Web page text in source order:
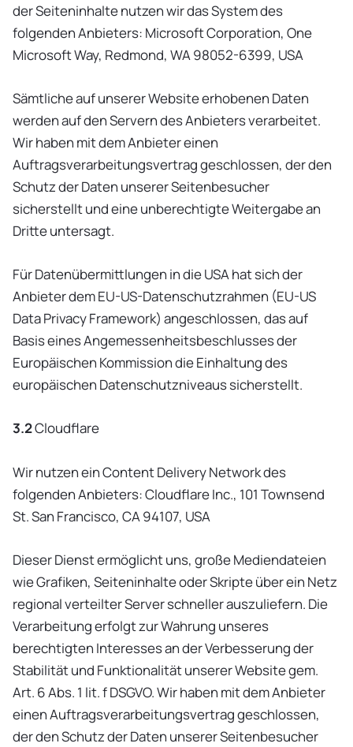
der Seiteninhalte nutzen wir das System des
folgenden Anbieters: Microsoft Corporation, One
Microsoft Way, Redmond, WA 98052-6399, USA
Sämtliche auf unserer Website erhobenen Daten
werden auf den Servern des Anbieters verarbeitet.
Wir haben mit dem Anbieter einen
Auftragsverarbeitungsvertrag geschlossen, der den
Schutz der Daten unserer Seitenbesucher
sicherstellt und eine unberechtigte Weitergabe an
Dritte untersagt.
Für Datenübermittlungen in die USA hat sich der
Anbieter dem EU-US-Datenschutzrahmen (EU-US
Data Privacy Framework) angeschlossen, das auf
Basis eines Angemessenheitsbeschlusses der
Europäischen Kommission die Einhaltung des
europäischen Datenschutzniveaus sicherstellt.
3.2Cloudflare
Wir nutzen ein Content Delivery Network des
folgenden Anbieters: Cloudflare Inc., 101 Townsend
St. San Francisco, CA 94107, USA
Dieser Dienst ermöglicht uns, große Mediendateien
wie Grafiken, Seiteninhalte oder Skripte über ein Netz
regional verteilter Server schneller auszuliefern. Die
Verarbeitung erfolgt zur Wahrung unseres
berechtigten Interesses an der Verbesserung der
Stabilität und Funktionalität unserer Website gem.
Art. 6 Abs. 1 lit. f DSGVO. Wir haben mit dem Anbieter
einen Auftragsverarbeitungsvertrag geschlossen,
der den Schutz der Daten unserer Seitenbesucher